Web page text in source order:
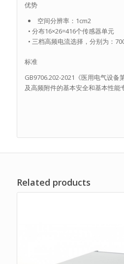
优势
空间分辨率：1cm2
• 分布16×26=416个传感器单元
• 三档高频电流选择，分别为：
标准
GB9706.202-2021《医用电气设备
及高频附件的基本安全和基本性能
Related products